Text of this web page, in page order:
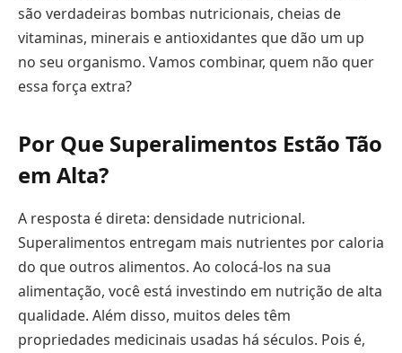
são verdadeiras bombas nutricionais, cheias de
vitaminas, minerais e antioxidantes que dão um up
no seu organismo. Vamos combinar, quem não quer
essa força extra?
Por Que Superalimentos Estão Tão
em Alta?
A resposta é direta: densidade nutricional.
Superalimentos entregam mais nutrientes por caloria
do que outros alimentos. Ao colocá-los na sua
alimentação, você está investindo em nutrição de alta
qualidade. Além disso, muitos deles têm
propriedades medicinais usadas há séculos. Pois é,